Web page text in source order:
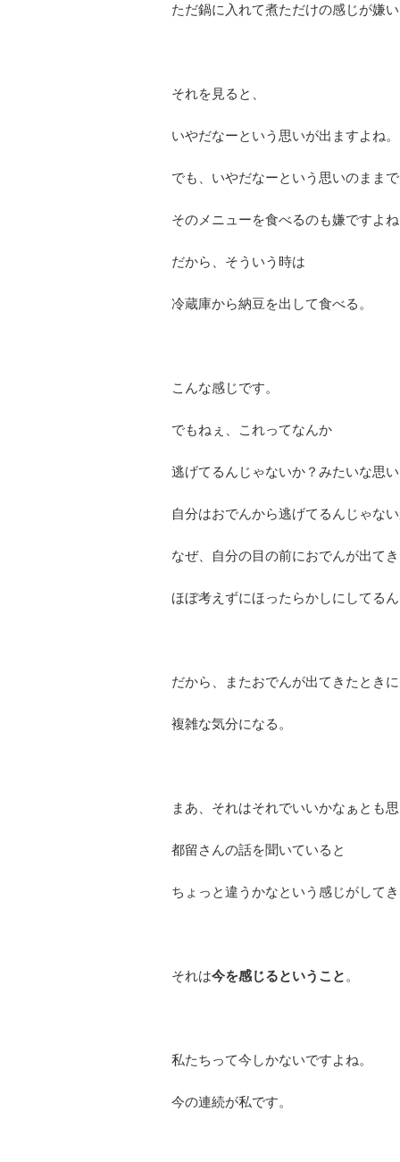
ただ鍋に入れて煮ただけの感じが嫌
それを見ると、
いやだなーという思いが出ますよね。
でも、いやだなーという思いのまま
そのメニューを食べるのも嫌ですよ
だから、そういう時は
冷蔵庫から納豆を出して食べる。
こんな感じです。
でもねぇ、これってなんか
逃げてるんじゃないか？みたいな思
自分はおでんから逃げてるんじゃな
なぜ、自分の目の前におでんが出て
ほぼ考えずにほったらかしにしてる
だから、またおでんが出てきたときに
複雑な気分になる。
まあ、それはそれでいいかなぁとも
都留さんの話を聞いていると
ちょっと違うかなという感じがして
それは今を感じるということ。
私たちって今しかないですよね。
今の連続が私です。